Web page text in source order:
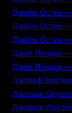
Джейн Остин —
Джейн Остин —
Джейн Остин —
Джек Лондон
Джек Лондон
Джозеф
Джордж
Джордж